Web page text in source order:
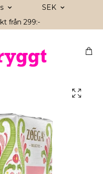
SEK
från 299:-